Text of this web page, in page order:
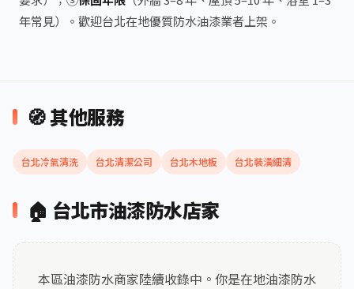
年常見）。歡迎台北在地優質防水油漆業者上架。
🧭 其他服務
台北冷氣清洗 台北清潔公司 台北木地板 台北裝潢細清
🏠 台北市油漆防水店家
本區油漆防水商家陸續收錄中。你是在地油漆防水